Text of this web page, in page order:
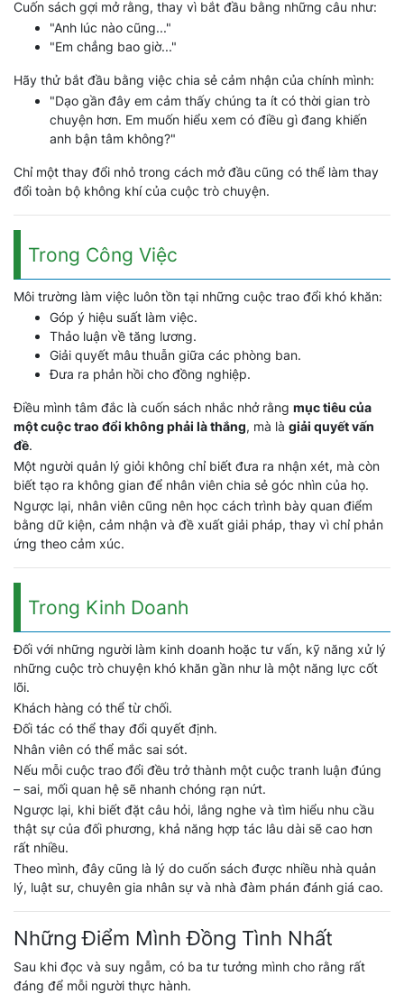
Cuốn sách gợi mở rằng, thay vì bắt đầu bằng những câu như:
"Anh lúc nào cũng..."
"Em chẳng bao giờ..."
Hãy thử bắt đầu bằng việc chia sẻ cảm nhận của chính mình:
"Dạo gần đây em cảm thấy chúng ta ít có thời gian trò
chuyện hơn. Em muốn hiểu xem có điều gì đang khiến
anh bận tâm không?"
Chỉ một thay đổi nhỏ trong cách mở đầu cũng có thể làm thay
đổi toàn bộ không khí của cuộc trò chuyện.
Trong Công Việc
Môi trường làm việc luôn tồn tại những cuộc trao đổi khó khăn:
Góp ý hiệu suất làm việc.
Thảo luận về tăng lương.
Giải quyết mâu thuẫn giữa các phòng ban.
Đưa ra phản hồi cho đồng nghiệp.
Điều mình tâm đắc là cuốn sách nhắc nhở rằng mục tiêu của
một cuộc trao đổi không phải là thắng, mà là giải quyết vấn
đề.
Một người quản lý giỏi không chỉ biết đưa ra nhận xét, mà còn
biết tạo ra không gian để nhân viên chia sẻ góc nhìn của họ.
Ngược lại, nhân viên cũng nên học cách trình bày quan điểm
bằng dữ kiện, cảm nhận và đề xuất giải pháp, thay vì chỉ phản
ứng theo cảm xúc.
Trong Kinh Doanh
Đối với những người làm kinh doanh hoặc tư vấn, kỹ năng xử lý
những cuộc trò chuyện khó khăn gần như là một năng lực cốt
lõi.
Khách hàng có thể từ chối.
Đối tác có thể thay đổi quyết định.
Nhân viên có thể mắc sai sót.
Nếu mỗi cuộc trao đổi đều trở thành một cuộc tranh luận đúng
– sai, mối quan hệ sẽ nhanh chóng rạn nứt.
Ngược lại, khi biết đặt câu hỏi, lắng nghe và tìm hiểu nhu cầu
thật sự của đối phương, khả năng hợp tác lâu dài sẽ cao hơn
rất nhiều.
Theo mình, đây cũng là lý do cuốn sách được nhiều nhà quản
lý, luật sư, chuyên gia nhân sự và nhà đàm phán đánh giá cao.
Những Điểm Mình Đồng Tình Nhất
Sau khi đọc và suy ngẫm, có ba tư tưởng mình cho rằng rất
đáng để mỗi người thực hành.